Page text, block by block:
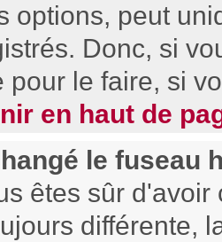
options, peut
Donc, si
pour le faire, si
en haut de
le fuseau
êtes sûr
différente,